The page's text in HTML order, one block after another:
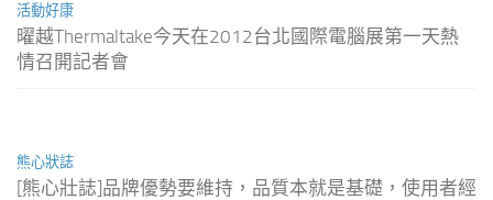
活動好康
曜越Thermaltake今天在2012台北國際電腦展第一天熱
情召開記者會
熊心狀誌
[熊心壯誌]品牌優勢要維持，品質本就是基礎，使用者經